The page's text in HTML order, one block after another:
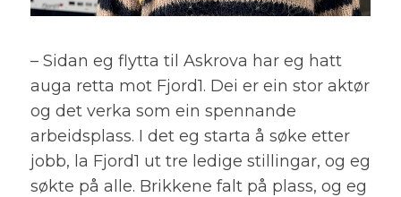
– Sidan eg flytta til Askrova har eg hatt
auga retta mot Fjord1. Dei er ein stor aktør
og det verka som ein spennande
arbeidsplass. I det eg starta å søke etter
jobb, la Fjord1 ut tre ledige stillingar, og eg
søkte på alle. Brikkene falt på plass, og eg